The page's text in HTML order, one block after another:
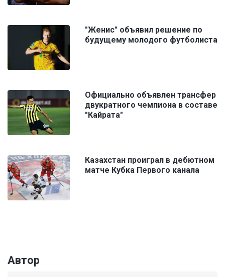
"Женис" объявил решение по
будущему молодого футболиста
Официально объявлен трансфер
двукратного чемпиона в составе
"Кайрата"
Казахстан проиграл в дебютном
матче Кубка Первого канала
Автор